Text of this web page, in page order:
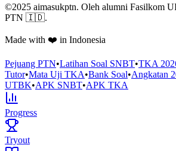
©2025 aimasukptn. Oleh alumni Fasilkom
PTN 🇮🇩.
Made with ❤️ in Indonesia
Pejuang PTN•Latihan Soal SNBT•TKA
Tutor•Mata Uji TKA•Bank Soal•Angkatan
UTBK•APK SNBT•APK TKA
Progress
Tryout